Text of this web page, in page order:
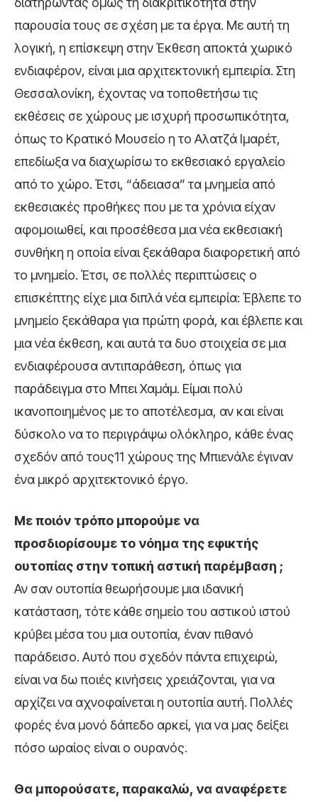
παρουσία τους σε σχέση με τα έργα. Με αυτή τη
λογική, η επίσκεψη στην Έκθεση αποκτά χωρικό
ενδιαφέρον, είναι μια αρχιτεκτονική εμπειρία. Στη
Θεσσαλονίκη, έχοντας να τοποθετήσω τις
εκθέσεις σε χώρους με ισχυρή προσωπικότητα,
όπως το Κρατικό Μουσείο η το Αλατζά Ιμαρέτ,
επεδίωξα να διαχωρίσω το εκθεσιακό εργαλείο
από το χώρο. Έτσι, “άδειασα” τα μνημεία από
εκθεσιακές προθήκες που με τα χρόνια είχαν
αφομοιωθεί, και προσέθεσα μια νέα εκθεσιακή
συνθήκη η οποία είναι ξεκάθαρα διαφορετική από
το μνημείο. Έτσι, σε πολλές περιπτώσεις ο
επισκέπτης είχε μια διπλά νέα εμπειρία: Έβλεπε το
μνημείο ξεκάθαρα για πρώτη φορά, και έβλεπε και
μια νέα έκθεση, και αυτά τα δυο στοιχεία σε μια
ενδιαφέρουσα αντιπαράθεση, όπως για
παράδειγμα στο Μπει Χαμάμ. Είμαι πολύ
ικανοποιημένος με το αποτέλεσμα, αν και είναι
δύσκολο να το περιγράψω ολόκληρο, κάθε ένας
σχεδόν από τους11 χώρους της Μπιενάλε έγιναν
ένα μικρό αρχιτεκτονικό έργο.
Με ποιόν τρόπο μπορούμενα
προσδιορίσουμε το νόημα της εφικτής
ουτοπίας στην τοπική αστική παρέμβαση ;
Αν σαν ουτοπία θεωρήσουμε μια ιδανική
κατάσταση, τότε κάθε σημείο του αστικού ιστού
κρύβει μέσα του μια ουτοπία, έναν πιθανό
παράδεισο. Αυτό που σχεδόν πάντα επιχειρώ,
είναι να δω ποιές κινήσεις χρειάζονται, για να
αρχίζει να αχνοφαίνεται η ουτοπία αυτή. Πολλές
φορές ένα μονό δάπεδο αρκεί, για να μας δείξει
πόσο ωραίος είναι ο ουρανός.
Θα μπορούσατε, παρακαλώ, να αναφέρετε